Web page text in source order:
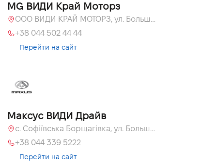
MG ВИДИ Край Моторз
ООО ВИДИ КРАЙ МОТОРЗ, ул. Большая Кольцевая, 60а
+38 044 502 44 44
Перейти на сайт
Максус ВИДИ Драйв
с. Софіївська Борщагівка, ул. Большая Кольцевая, 60а
+38 044 339 5222
Перейти на сайт